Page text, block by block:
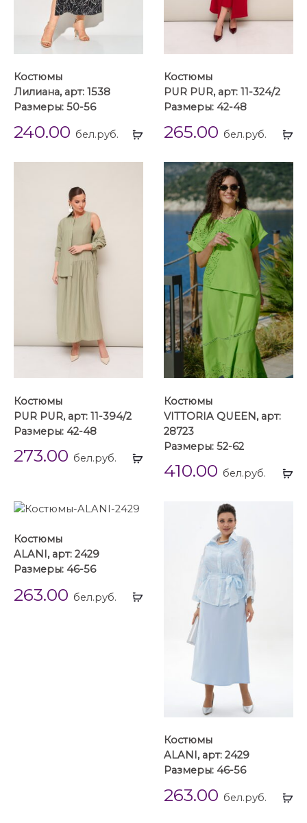
Выбрать
Костюмы
Лилиана, арт: 1538
Размеры: 50-56
240.00 бел.руб.
Костюмы
PUR PUR, арт: 11-324/2
Размеры: 42-48
265.00 бел.руб.
Выбрать
Костюмы
PUR PUR, арт: 11-394/2
Размеры: 42-48
273.00 бел.руб.
Костюмы
VITTORIA QUEEN, арт:
28723
Размеры: 52-62
410.00 бел.руб.
Выбрать
Костюмы
ALANI, арт: 2429
Размеры: 46-56
263.00 бел.руб.
Костюмы
ALANI, арт: 2429
Размеры: 46-56
263.00 бел.руб.